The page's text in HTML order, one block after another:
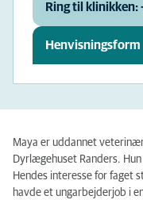
Ring til
Henvisningsform
Maya er uddannet
Dyrlægehuset Randers.
Hendes interesse for faget
havde et ungarbejderjob i